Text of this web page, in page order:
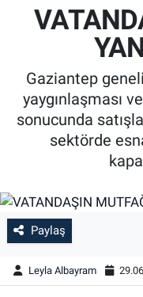
Gaziantep
yaygınlaşması
sonucunda
sektörde
Paylaş
Leyla Albayram
SPOR
ASAYİŞ
EĞİTİM
Tüm Manşetler
Haber Arşivi